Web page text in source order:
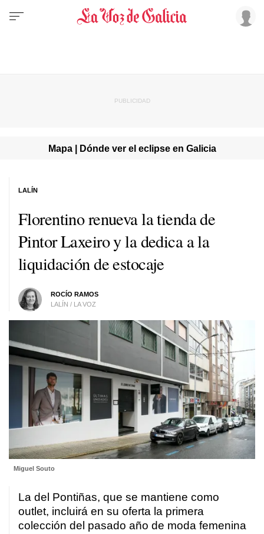
Mapa | Dónde ver el eclipse en Galicia
Florentino renueva la tienda de
Pintor Laxeiro y la dedica a la
liquidación de estocaje
ROCÍO RAMOS
LALÍN / LA VOZ
LALÍN
Miguel Souto
La del Pontiñas, que se mantiene como
outlet, incluirá en su oferta la primera
colección del pasado año de moda femenina